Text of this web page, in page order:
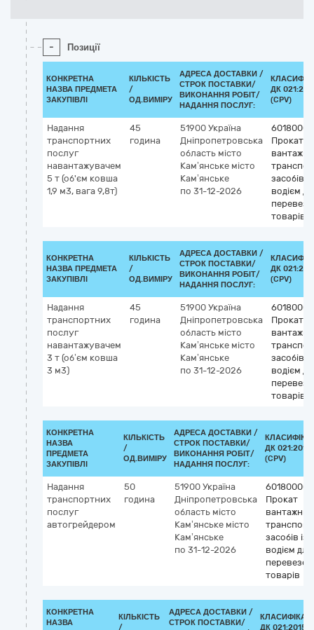
- Позиції
КОНКРЕТНА
НАЗВА ПРЕДМЕТА
ЗАКУПІВЛІ
КІЛЬКІСТЬ
/
ОД.ВИМІРУ
АДРЕСА ДОСТАВКИ /
СТРОК ПОСТАВКИ/
ВИКОНАННЯ РОБІТ/
НАДАННЯ ПОСЛУГ:
ДК
(CPV)
Надання
транспортних
послуг
навантажувачем
5 т (об'єм ковша
1,9 м3, вага 9,8т)
45
година
51900 Україна
Дніпропетровська
область місто
Кам’янське місто
Кам’янське
по 31-12-2026
Прокат
засобів із
водієм
товарів
КОНКРЕТНА
НАЗВА ПРЕДМЕТА
ЗАКУПІВЛІ
КІЛЬКІСТЬ
/
ОД.ВИМІРУ
АДРЕСА ДОСТАВКИ /
СТРОК ПОСТАВКИ/
ВИКОНАННЯ РОБІТ/
НАДАННЯ ПОСЛУГ:
ДК
(CPV)
Надання
транспортних
послуг
навантажувачем
3 т (об’єм ковша
3 м3)
45
година
51900 Україна
Дніпропетровська
область місто
Кам’янське місто
Кам’янське
по 31-12-2026
Прокат
засобів із
водієм
товарів
КОНКРЕТНА
НАЗВА
ПРЕДМЕТА
ЗАКУПІВЛІ
КІЛЬКІСТЬ
/
ОД.ВИМІРУ
АДРЕСА ДОСТАВКИ /
СТРОК ПОСТАВКИ/
ВИКОНАННЯ РОБІТ/
НАДАННЯ ПОСЛУГ:
ДК 021:2015
(CPV)
Надання
транспортних
послуг
автогрейдером
50
година
51900 Україна
Дніпропетровська
область місто
Кам’янське місто
Кам’янське
по 31-12-2026
Прокат
вантажних
засобів із
водієм для
товарів
КОНКРЕТНА
НАЗВА
КІЛЬКІСТЬ
/
АДРЕСА ДОСТАВКИ /
СТРОК ПОСТАВКИ/
ДК 021:2015